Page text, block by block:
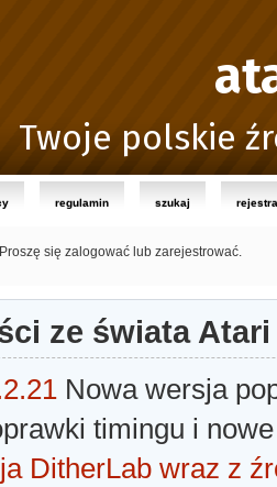
Twoje polskie
regulamin szukaj
Proszę się zalogować lub zarejestrować.
ze świata Atari
Nowa wersja
timingu i
DitherLab wraz z